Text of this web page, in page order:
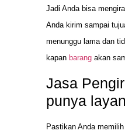
Jadi Anda bisa
Anda kirim sampai
menunggu lama dan
kapan barang akan
Jasa
punya
Pastikan Anda